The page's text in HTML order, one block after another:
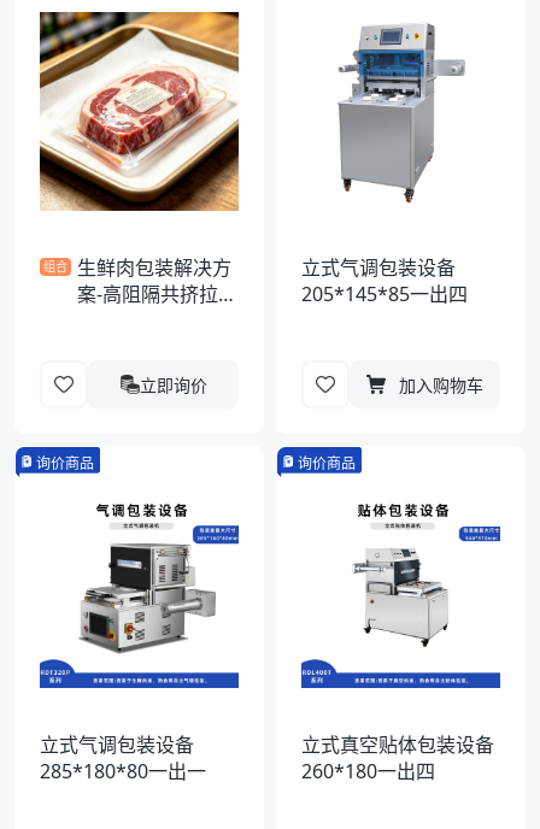
组合 生鲜肉包装解决方
案-高阻隔共挤拉伸
立即询价
立式气调包装设备
205*145*85一出四
加入购物车
询价商品
立式气调包装设备
285*180*80一出一
询价商品
立式真空贴体包装设备
260*180一出四